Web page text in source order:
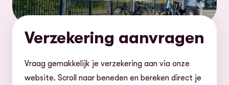
Verzekering aanvragen
Vraag gemakkelijk je verzekering aan via onze
website. Scroll naar beneden en bereken direct je